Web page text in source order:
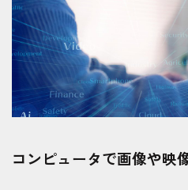
コンピュータで画像や映